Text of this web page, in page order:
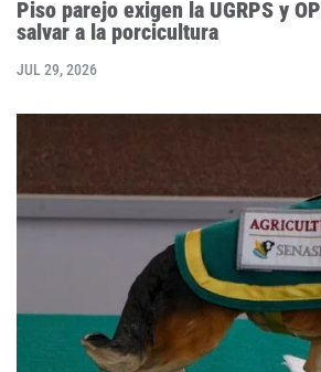
Piso parejo exigen la UGRPS y
salvar a la porcicultura
JUL 29, 2026